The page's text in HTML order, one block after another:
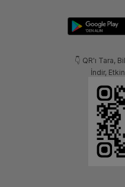
👇 QR'ı Tara,
İndir,